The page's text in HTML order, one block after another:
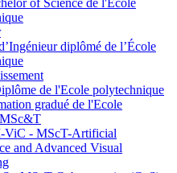
of Science de l'Ecole
diplômé de l’École
de l'Ecole polytechnique
gradué de l'Ecole
ViC - MScT-Artificial
and Advanced Visual